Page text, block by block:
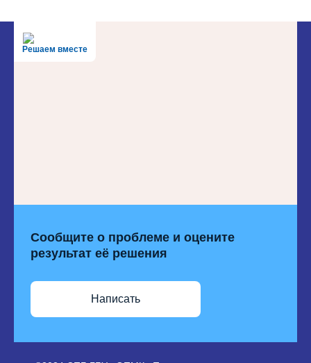
Решаем вместе
Сообщите о проблеме и оцените
результат её решения
Написать